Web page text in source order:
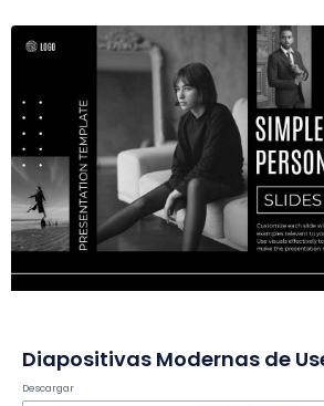
Diapositivas Modernas de
Descargar